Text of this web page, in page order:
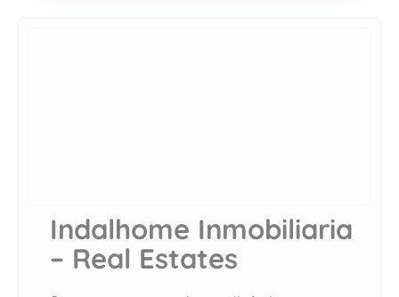
Indalhome Inmobiliaria
– Real Estates